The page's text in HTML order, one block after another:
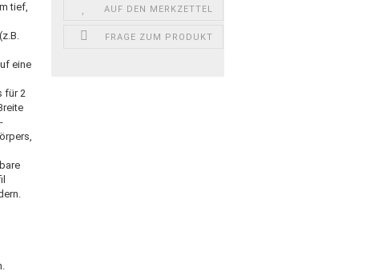
AUF DEN MERKZETTEL
FRAGE ZUM PRODUKT
tief,
eine
für 2